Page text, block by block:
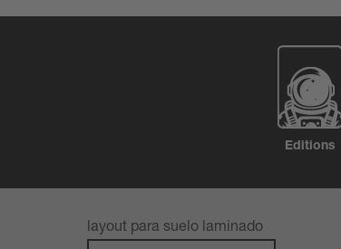
Editions
layout para suelo laminado